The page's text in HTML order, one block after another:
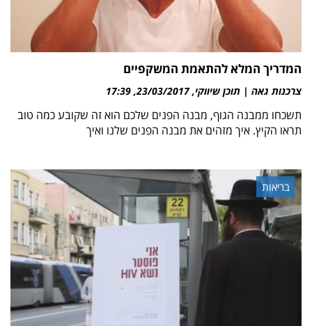
המדריך המלא להתאמת המשקפיים
צרכנות גאה | תוכן שיווקי 23/03/2017
17:39
תשכחו ממבנה הגוף, מבנה הפנים שלכם הוא זה שקובע כמה טוב
תראו הקיץ. איך מזהים את מבנה הפנים שלנו ואיך
בריאות